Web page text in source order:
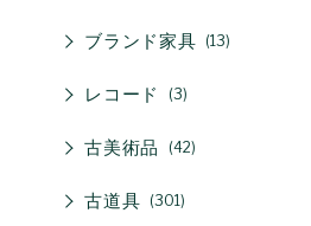
ブランド家具 13
レコード 3
古美術品 42
古道具 301